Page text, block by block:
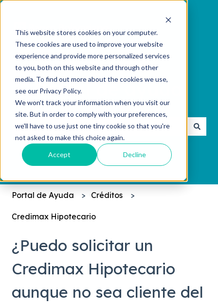
This website stores cookies on your computer.
These cookies are used to improve your website
experience and provide more personalized services
to you, both on this website and through other
media. To find out more about the cookies we use,
see our Privacy Policy.
We won't track your information when you visit our
site. But in order to comply with your preferences,
we'll have to use just one tiny cookie so that you're
not asked to make this choice again.
Accept Decline
¿Cómo podemos ayudarte?
No hay sugerencias porque el campo de
Portal de Ayuda Créditos
Credimax Hipotecario
¿Puedo solicitar un
Credimax Hipotecario
aunque no sea cliente del